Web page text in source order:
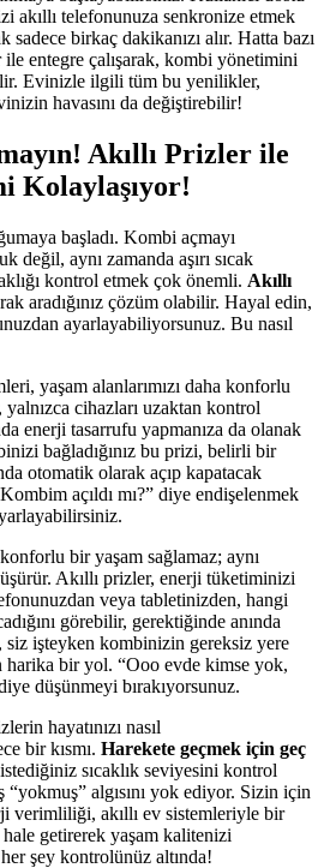
akıllı telefonunuza senkronize etmek
birkaç dakikanızı alır. Hatta bazı
ile entegre çalışarak, kombi yönetimini
Evinizle ilgili tüm bu yenilikler,
havasını da değiştirebilir!
Akıllı Prizler ile
Kolaylaşıyor!
başladı. Kombi açmayı
değil, aynı zamanda aşırı sıcak
kontrol etmek çok önemli. Akıllı
aradığınız çözüm olabilir. Hayal edin,
ayarlayabiliyorsunuz. Bu nasıl
yaşam alanlarımızı daha konforlu
cihazları uzaktan kontrol
enerji tasarrufu yapmanıza da olanak
bağladığınız bu prizi, belirli bir
otomatik olarak açıp kapatacak
açıldı mı?” diye endişelenmek
bir yaşam sağlamaz; aynı
Akıllı prizler, enerji tüketiminizi
veya tabletinizden, hangi
görebilir, gerektiğinde anında
işteyken kombinizin gereksiz yere
harika bir yol. “Ooo evde kimse yok,
düşünmeyi bırakıyorsunuz.
hayatınızı nasıl
bir kısmı. Harekete geçmek için geç
sıcaklık seviyesini kontrol
“yokmuş” algısını yok ediyor. Sizin için
verimliliği, akıllı ev sistemleriyle bir
getirerek yaşam kalitenizi
şey kontrolünüz altında!